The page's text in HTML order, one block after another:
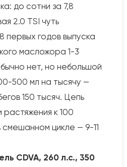
до сотни за 7,8
2.0 TSI чуть
первых годов выпуска
масложора 1-3
нет, но небольшой
500 мл на тысячу —
150 тысяч. Цепь
к 100
цикле — 9-11
CDVA, 260 л.с., 350